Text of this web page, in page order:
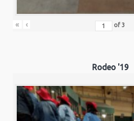
« ‹ of3
Rodeo '19